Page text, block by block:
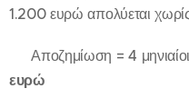
1.200 ευρώ απολύεται
➡️ Αποζημίωση = 4
ευρώ